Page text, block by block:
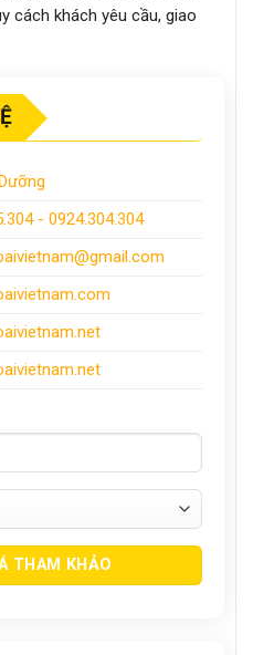
cách khách yêu cầu, giao
- 0924.304.304
@gmail.com
.com
.net